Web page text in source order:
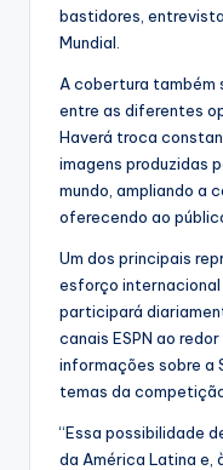
bastidores,
Mundial.
A cobertura também
entre as diferentes
Haverá troca
imagens produzidas
mundo, ampliando a
oferecendo ao
Um dos principais
esforço internacional
participará
canais ESPN ao
informações sobre a
temas da
“Essa possibilidade
da América Latina e,